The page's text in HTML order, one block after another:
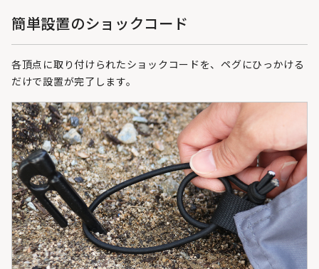
簡単設置のショックコード
各頂点に取り付けられたショックコードを、ペグにひっかける
だけで設置が完了します。